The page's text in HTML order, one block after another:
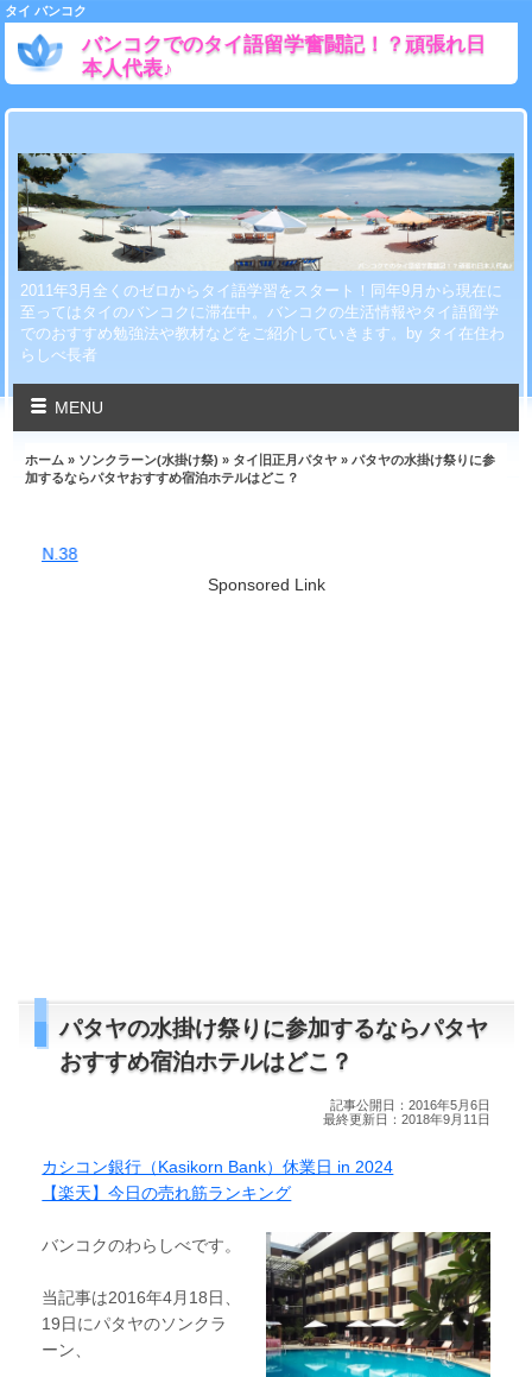
タイ バンコク
バンコクでのタイ語留学奮闘記！？頑張れ日
本人代表♪
2011年3月全くのゼロからタイ語学習をスタート！同年9月から現在に
至ってはタイのバンコクに滞在中。バンコクの生活情報やタイ語留学
でのおすすめ勉強法や教材などをご紹介していきます。by タイ在住わ
らしべ長者
MENU
ホーム » ソンクラーン(水掛け祭) » タイ旧正月パタヤ » パタヤの水掛け祭りに参
加するならパタヤおすすめ宿泊ホテルはどこ？
Sponsored Link
パタヤの水掛け祭りに参加するならパタヤ
おすすめ宿泊ホテルはどこ？
記事公開日：2016年5月6日
最終更新日：2018年9月11日
カシコン銀行（Kasikorn Bank）休業日 in 2024
【楽天】今日の売れ筋ランキング
バンコクのわらしべです。
当記事は2016年4月18日、
19日にパタヤのソンクラ
ーン、